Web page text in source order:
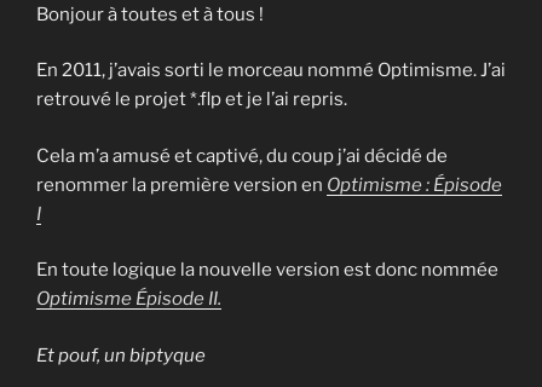
Bonjour à toutes et à tous !
En 2011, j’avais sorti le morceau nommé Optimisme. J’ai
retrouvé le projet *.flp et je l’ai repris.
Cela m’a amusé et captivé, du coup j’ai décidé de
renommer la première version en Optimisme : Épisode
I
En toute logique la nouvelle version est donc nommée
Optimisme Épisode II.
Et pouf, un biptyque